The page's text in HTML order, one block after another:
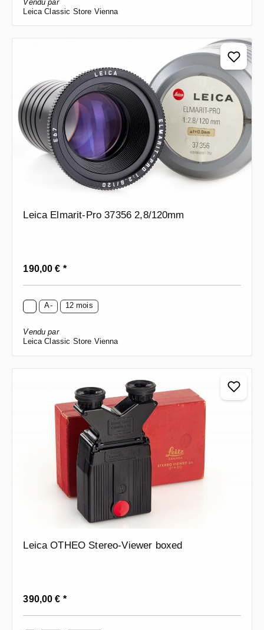
Vendu par
Leica Classic Store Vienna
Leica Elmarit-Pro 37356 2,8/120mm
Prix régulier :
190,00 € *
A- 12 mois
Vendu par
Leica Classic Store Vienna
Leica OTHEO Stereo-Viewer boxed
Prix régulier :
390,00 € *